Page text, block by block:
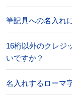
筆記具への名入れ
16桁以外のクレジ
いですか？
名入れするローマ